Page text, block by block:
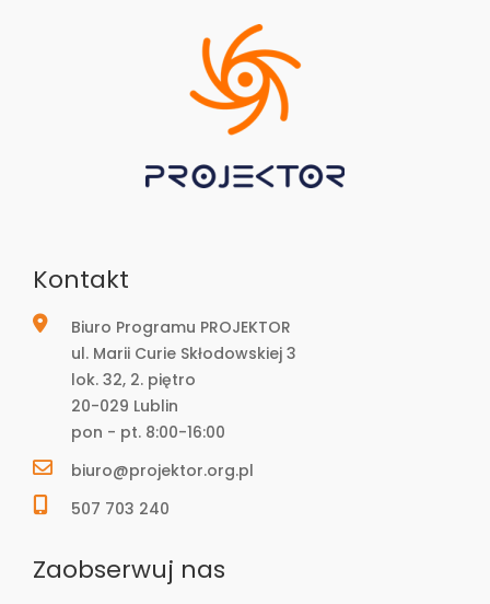
Kontakt
Biuro Programu PROJEKTOR
ul. Marii Curie Skłodowskiej 3
lok. 32, 2. piętro
20-029 Lublin
pon - pt. 8:00-16:00
biuro@projektor.org.pl
507 703 240
Zaobserwuj nas